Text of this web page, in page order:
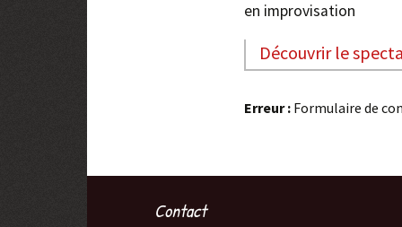
en improvisation
Découvrir le
Erreur : Formulaire de
Contact